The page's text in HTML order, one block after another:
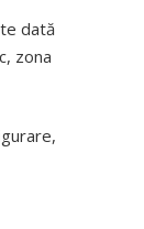
dată
zona